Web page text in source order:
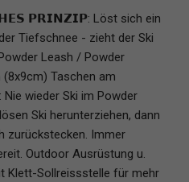
𝗣𝗥𝗜𝗡𝗭𝗜𝗣: Löst sich ein
Tiefschnee - zieht der Ski
Leash / Powder
Taschen am
wieder Ski im Powder
Ski herunterziehen, dann
zurückstecken. Immer
Outdoor Ausrüstung u.
Klett-Sollreissstelle für mehr